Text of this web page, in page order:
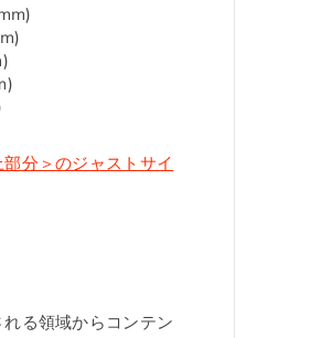
分＞のジャストサイ
る領域からコンテン